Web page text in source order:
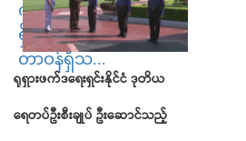
ကိုယ်စားလှယ်အဖွဲ့ရောက်
ရှိ၊ တပ်မတော်(ရေ)မှ
တာဝန်ရှိသ...
ရုရှားဖက်ဒရေးရှင်းနိုင်ငံ ဒုတိယ
ရေတပ်ဦးစီးချုပ် ဦးဆောင်သည့်